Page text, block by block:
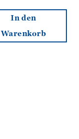
In den
Warenkorb